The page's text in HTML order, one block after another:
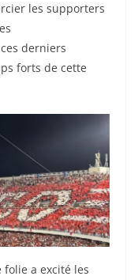
les supporters
derniers
forts de cette
a excité les